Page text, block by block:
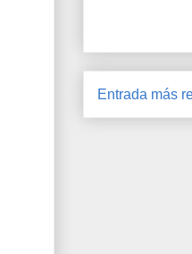
Entrada más